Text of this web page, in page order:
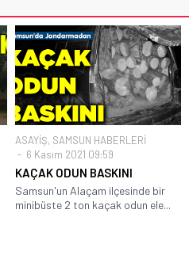
ASAYİŞ, SAMSUN HABERLERİ
6 Kasım 2021 09:59
KAÇAK ODUN BASKINI
Samsun'un Alaçam ilçesinde bir
minibüste 2 ton kaçak odun ele...